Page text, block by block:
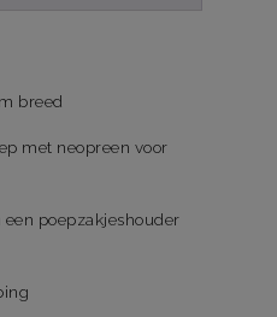
breed
met neopreen voor
poepzakjeshouder